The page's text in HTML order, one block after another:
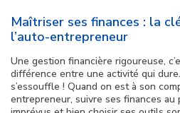
Maîtriser ses finances : la
l’auto-entrepreneur
Une gestion financière rigoureuse,
différence entre une activité qui
s’essouffle ! Quand on est à son
entrepreneur, suivre ses finances au